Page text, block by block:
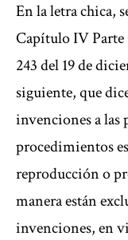
En la letra chica,
Capítulo IV Parte
243 del 19 de
siguiente, que
invenciones a las
procedimientos
reproducción o
manera están
invenciones, en